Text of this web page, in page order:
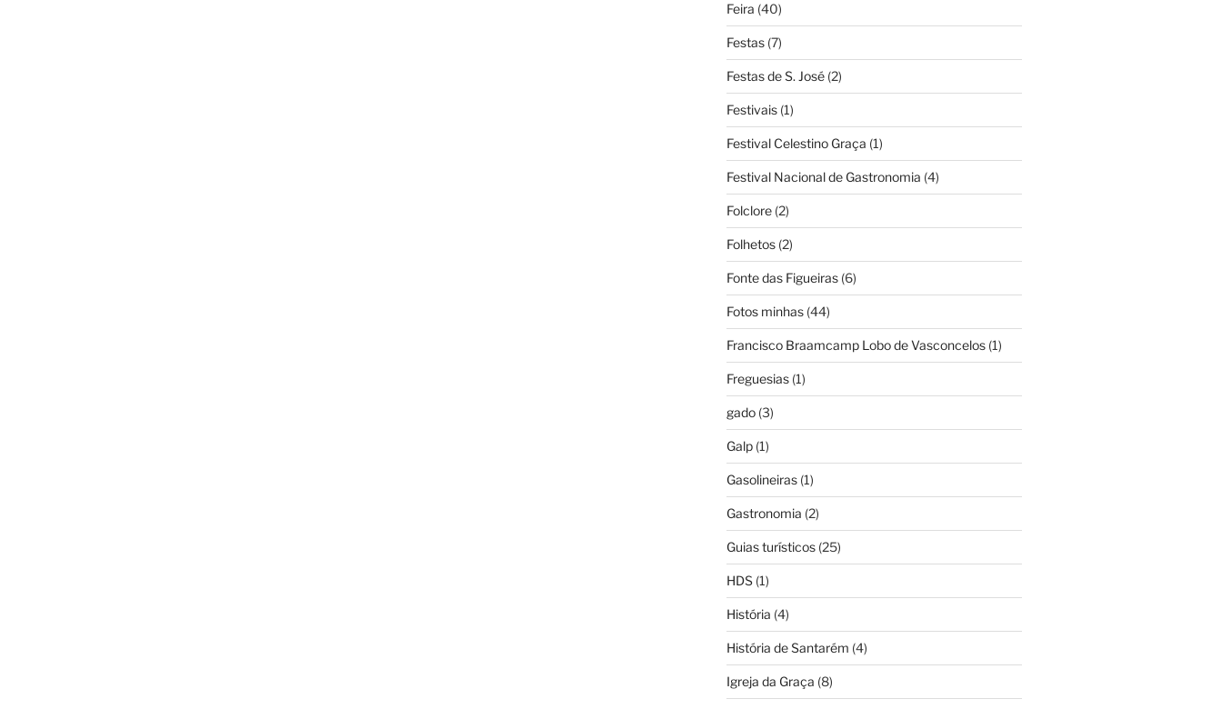
Feira (40)
Festas(7)
Festas de S. José(2)
Festivais(1)
Festival Celestino Graça (1)
Festival Nacional de Gastronomia (4)
Folclore(2)
Folhetos(2)
Fonte das Figueiras(6)
Fotos minhas(44)
Francisco Braamcamp Lobo de Vasconcelos(1)
Freguesias(1)
gado(3)
Galp(1)
Gasolineiras(1)
Gastronomia (2)
Guias turísticos(25)
HDS(1)
História (4)
História de Santarém (4)
Igreja da Graça (8)